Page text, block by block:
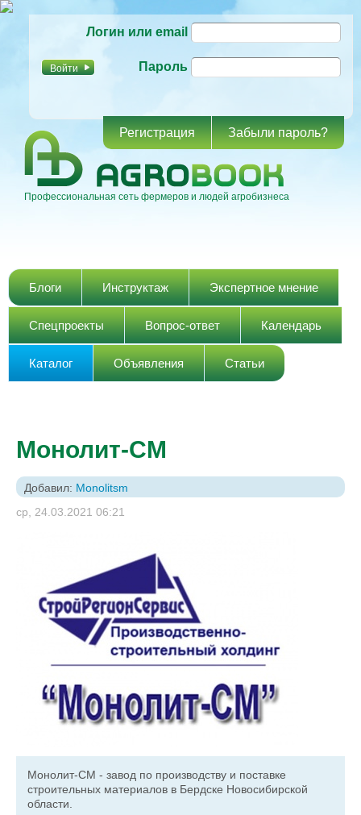
основному
Логин или email
Пароль
Регистрация Забыли пароль?
Профессиональная сеть фермеров и людей агробизнеса
Главное меню
Блоги Инструктаж Экспертное мнение
Спецпроекты Вопрос-ответ Календарь
Каталог Объявления Статьи
Монолит-СМ
Добавил: Monolitsm
ср, 24.03.2021 06:21
Монолит-СМ - завод по производству и поставке
строительных материалов в Бердске Новосибирской
области.